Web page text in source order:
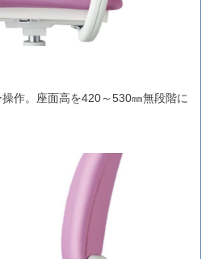
作。座面高を420～530㎜無段階に